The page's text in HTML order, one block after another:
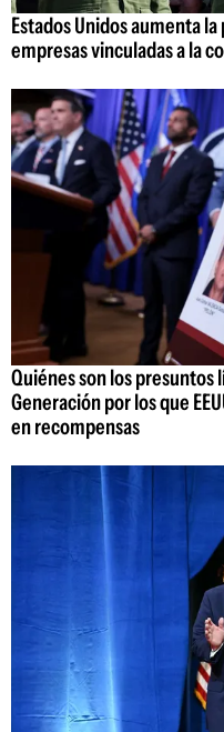
Estados Unidos aumenta
empresas vinculadas a la
Quiénes son los presuntos
Generación por los que
en recompensas